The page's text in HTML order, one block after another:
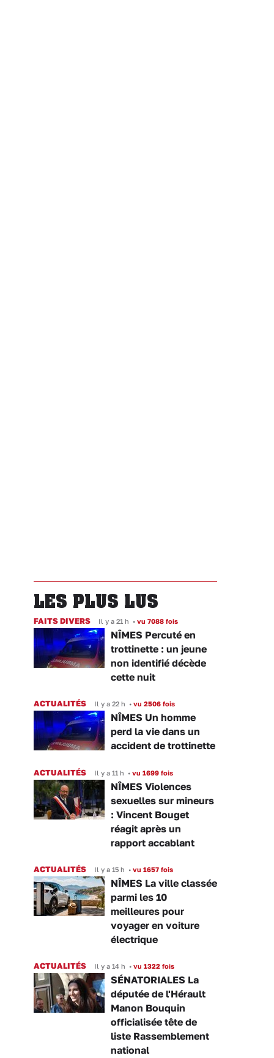
LES PLUS LUS
FAITS DIVERS Il y a 21 h • vu 7088 fois
NÎMES Percuté en
trottinette : un jeune
non identifié décède
cette nuit
ACTUALITÉS Il y a 22 h • vu 2506 fois
NÎMES Un homme
perd la vie dans un
accident de trottinette
ACTUALITÉS Il y a 11 h • vu 1699 fois
NÎMES Violences
sexuelles sur mineurs
: Vincent Bouget
réagit après un
rapport accablant
ACTUALITÉS Il y a 15 h • vu 1657 fois
NÎMES La ville classée
parmi les 10
meilleures pour
voyager en voiture
électrique
ACTUALITÉS Il y a 14 h • vu 1322 fois
SÉNATORIALES La
députée de l'Hérault
Manon Bouquin
officialisée tête de
liste Rassemblement
national